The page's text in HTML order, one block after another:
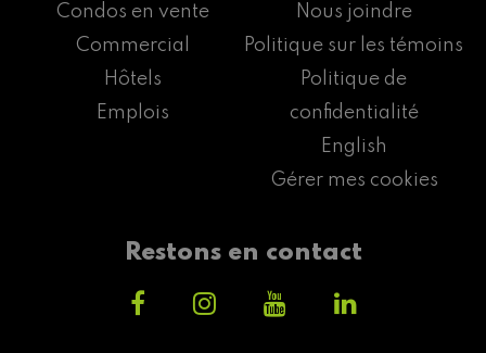
Condos en vente
Commercial
Hôtels
Emplois
Nous joindre
Politique sur les témoins
Politique de
confidentialité
English
Gérer mes cookies
Restons en contact